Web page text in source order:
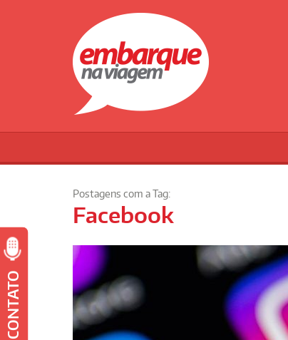
Postagens com a Tag:
Facebook
CONTATO